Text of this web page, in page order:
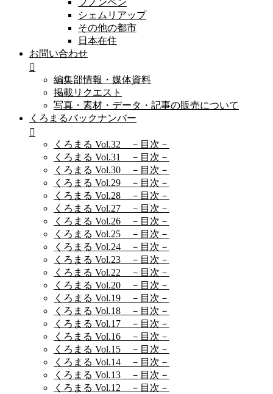
プノンペン
シェムリアップ
その他の都市
日本在住
お問い合わせ
編集部情報・媒体資料
掲載リクエスト
写真・素材・データ・記事の販売について
くろまるバックナンバー
くろまる Vol.32 －目次－
くろまる Vol.31 －目次－
くろまる Vol.30 －目次－
くろまる Vol.29 －目次－
くろまる Vol.28 －目次－
くろまる Vol.27 －目次－
くろまる Vol.26 －目次－
くろまる Vol.25 －目次－
くろまる Vol.24 －目次－
くろまる Vol.23 －目次－
くろまる Vol.22 －目次－
くろまる Vol.20 －目次－
くろまる Vol.19 －目次－
くろまる Vol.18 －目次－
くろまる Vol.17 －目次－
くろまる Vol.16 －目次－
くろまる Vol.15 －目次－
くろまる Vol.14 －目次－
くろまる Vol.13 －目次－
くろまる Vol.12 －目次－